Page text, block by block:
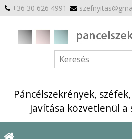
+36 30 626 4991
Páncélszekrények,
javítása közvetlenül a